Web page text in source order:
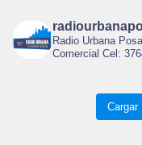
Radio Urbana
Comercial Cel:
Cargar